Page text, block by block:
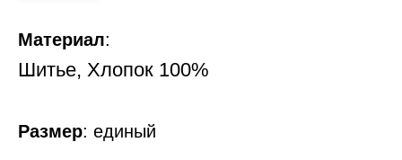
Материал:
Шитье, Хлопок 100%
Размер: единый